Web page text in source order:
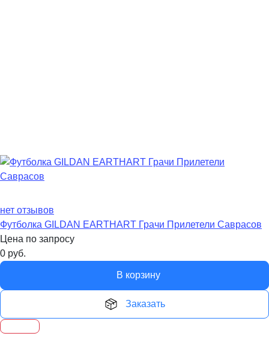
нет отзывов
Футболка GILDAN EARTHART Грачи Прилетели Саврасов
Цена по запросу
0 руб.
В корзину
Заказать